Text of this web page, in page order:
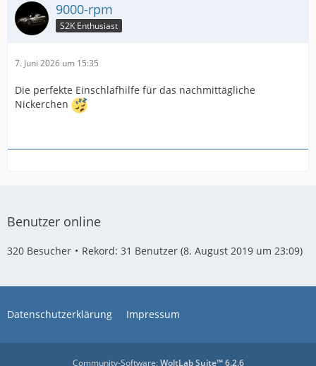
9000-rpm
S2K Enthusiast
7. Juni 2026 um 15:35
Die perfekte Einschlafhilfe für das nachmittägliche
Nickerchen
Benutzer online
320 Besucher Rekord: 31 Benutzer (8. August 2019 um 23:09)
Datenschutzerklärung Impressum
Community-Software:WoltLab Suite™ 6.2.6